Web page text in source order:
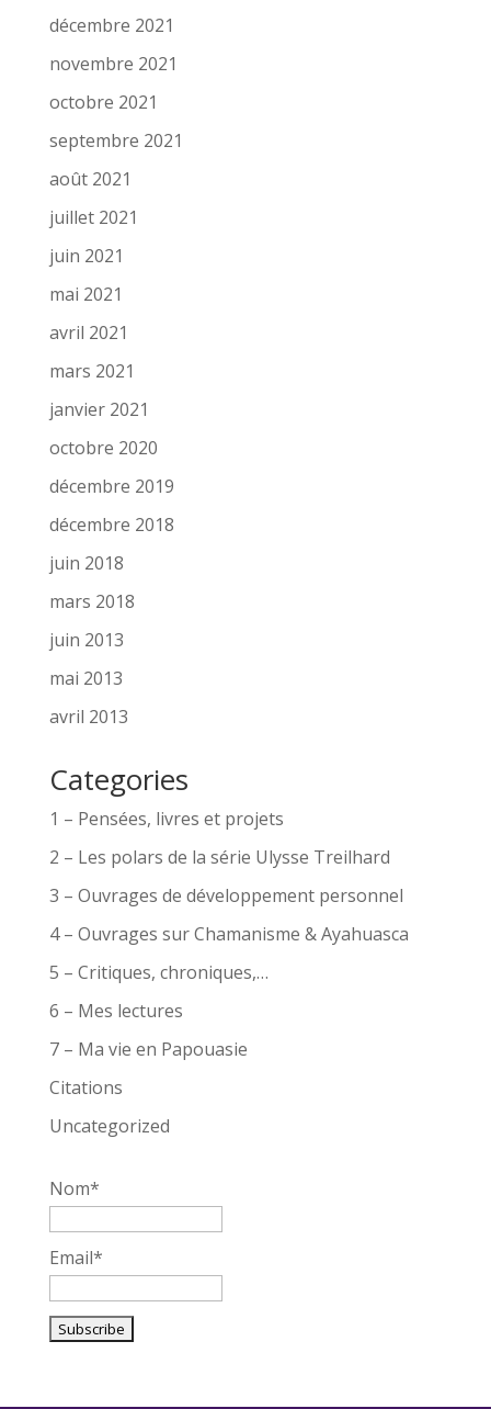
décembre 2021
novembre 2021
octobre 2021
septembre 2021
août 2021
juillet 2021
juin 2021
mai 2021
avril 2021
mars 2021
janvier 2021
octobre 2020
décembre 2019
décembre 2018
juin 2018
mars 2018
juin 2013
mai 2013
avril 2013
Categories
1 – Pensées, livres et projets
2 – Les polars de la série Ulysse Treilhard
3 – Ouvrages de développement personnel
4 – Ouvrages sur Chamanisme & Ayahuasca
5 – Critiques, chroniques,…
6 – Mes lectures
7 – Ma vie en Papouasie
Citations
Uncategorized
Nom*
Email*